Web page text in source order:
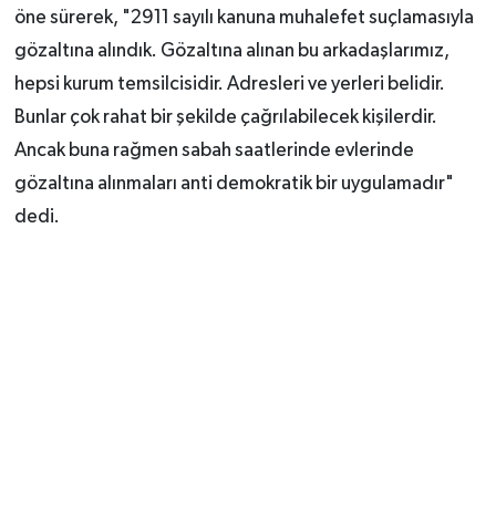
öne sürerek, "2911 sayılı kanuna muhalefet suçlamasıyla
gözaltına alındık. Gözaltına alınan bu arkadaşlarımız,
hepsi kurum temsilcisidir. Adresleri ve yerleri belidir.
Bunlar çok rahat bir şekilde çağrılabilecek kişilerdir.
Ancak buna rağmen sabah saatlerinde evlerinde
gözaltına alınmaları anti demokratik bir uygulamadır"
dedi.